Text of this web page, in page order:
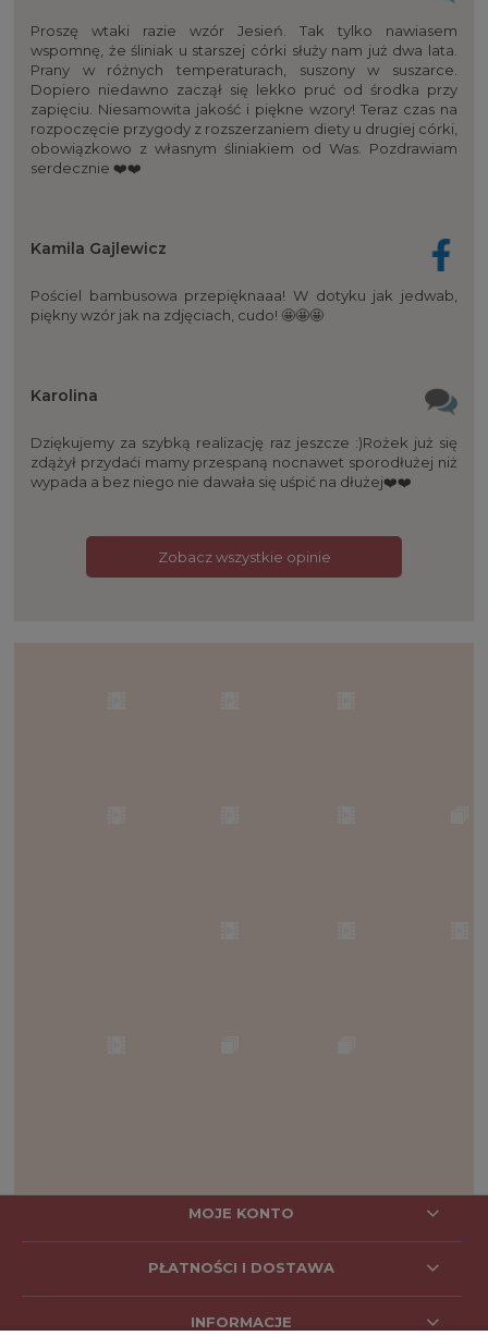
Proszę wtaki razie wzór Jesień. Tak tylko nawiasem
wspomnę, że śliniak u starszej córki służy nam już dwa lata.
Prany w różnych temperaturach, suszony w suszarce.
Dopiero niedawno zaczął się lekko pruć od środka przy
zapięciu. Niesamowita jakość i piękne wzory! Teraz czas na
rozpoczęcie przygody z rozszerzaniem diety u drugiej córki,
obowiązkowo z własnym śliniakiem od Was. Pozdrawiam
serdecznie ❤️❤️
Kamila Gajlewicz
Pościel bambusowa przepięknaaa! W dotyku jak jedwab,
piękny wzór jak na zdjęciach, cudo! 🤩🤩🤩
Karolina
Dziękujemy za szybką realizację raz jeszcze :)Rożek już się
zdążył przydaći mamy przespaną nocnawet sporodłużej niż
wypada a bez niego nie dawała się uśpić na dłużej❤️❤️
Zobacz wszystkie opinie
MOJE KONTO
PŁATNOŚCI I DOSTAWA
INFORMACJE